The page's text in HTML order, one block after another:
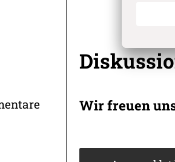
Wir freuen